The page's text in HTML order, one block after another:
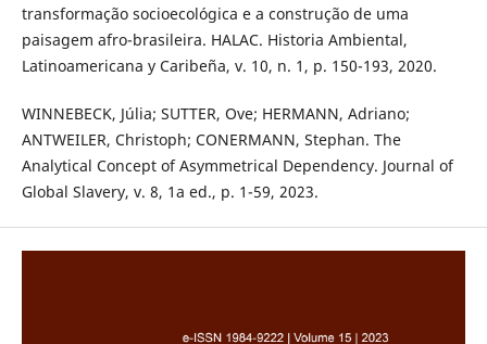
transformação socioecológica e a construção de uma
paisagem afro-brasileira. HALAC. Historia Ambiental,
Latinoamericana y Caribeña, v. 10, n. 1, p. 150-193, 2020.
WINNEBECK, Júlia; SUTTER, Ove; HERMANN, Adriano;
ANTWEILER, Christoph; CONERMANN, Stephan. The
Analytical Concept of Asymmetrical Dependency. Journal of
Global Slavery, v. 8, 1a ed., p. 1-59, 2023.